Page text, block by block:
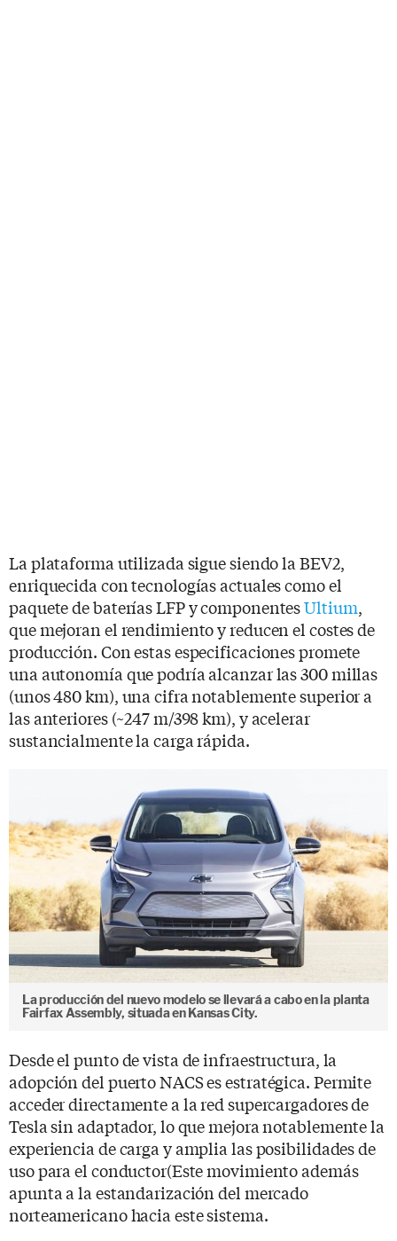
La plataforma utilizada sigue siendo la BEV2,
enriquecida con tecnologías actuales como el
paquete de baterías LFP y componentesUltium,
que mejoran el rendimiento y reducen el costes de
producción. Con estas especificaciones promete
una autonomía que podría alcanzar las 300 millas
(unos 480 km), una cifra notablemente superior a
las anteriores (~247 m/398 km), y acelerar
sustancialmente la carga rápida.
La producción del nuevo modelo se llevará a cabo en la planta
Fairfax Assembly, situada en Kansas City.
Desde el punto de vista de infraestructura, la
adopción del puerto NACS es estratégica. Permite
acceder directamente a la red supercargadores de
Tesla sin adaptador, lo que mejora notablemente la
experiencia de carga y amplia las posibilidades de
uso para el conductor(Este movimiento además
apunta a la estandarización del mercado
norteamericano hacia este sistema.